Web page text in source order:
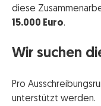
diese
15.000 Euro.
Wir suchen
Pro
unterstützt werden.